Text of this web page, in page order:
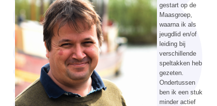
gestart op de
Maasgroep,
waarna ik als
jeugdlid en/of
leiding bij
verschillende
speltakken heb
gezeten.
Ondertussen
ben ik een stuk
minder actief